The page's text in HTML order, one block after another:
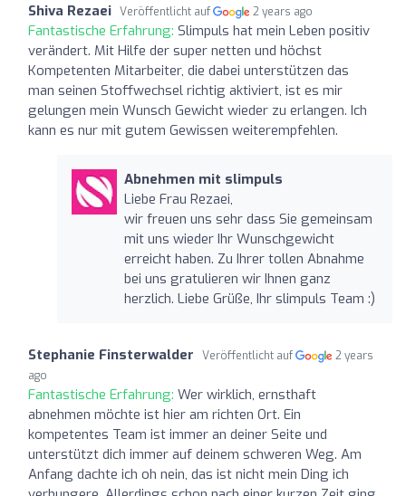
Shiva Rezaei Veröffentlicht auf 2 years ago
Fantastische Erfahrung: Slimpuls hat mein Leben positiv
verändert. Mit Hilfe der super netten und höchst
Kompetenten Mitarbeiter, die dabei unterstützen das
man seinen Stoffwechsel richtig aktiviert, ist es mir
gelungen mein Wunsch Gewicht wieder zu erlangen. Ich
kann es nur mit gutem Gewissen weiterempfehlen.
Abnehmen mit slimpuls
Liebe Frau Rezaei,
wir freuen uns sehr dass Sie gemeinsam
mit uns wieder Ihr Wunschgewicht
erreicht haben. Zu Ihrer tollen Abnahme
bei uns gratulieren wir Ihnen ganz
herzlich. Liebe Grüße, Ihr slimpuls Team :)
Stephanie Finsterwalder Veröffentlicht auf
2 years
ago
Fantastische Erfahrung: Wer wirklich, ernsthaft
abnehmen möchte ist hier am richten Ort. Ein
kompetentes Team ist immer an deiner Seite und
unterstützt dich immer auf deinem schweren Weg. Am
Anfang dachte ich oh nein, das ist nicht mein Ding ich